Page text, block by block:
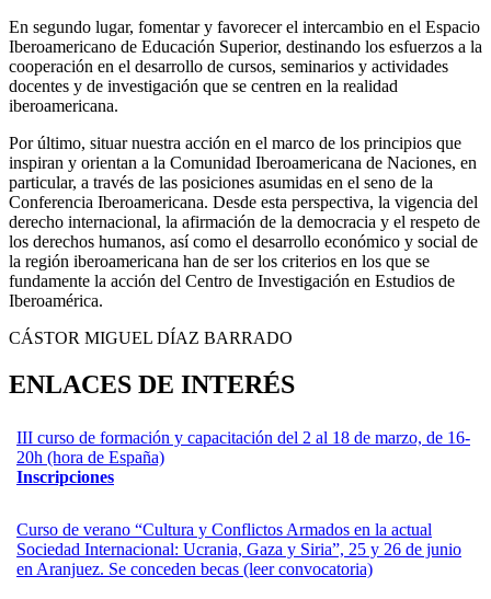
En segundo lugar, fomentar y favorecer el intercambio en el Espacio
Iberoamericano de Educación Superior, destinando los esfuerzos a la
cooperación en el desarrollo de cursos, seminarios y actividades
docentes y de investigación que se centren en la realidad
iberoamericana.
Por último, situar nuestra acción en el marco de los principios que
inspiran y orientan a la Comunidad Iberoamericana de Naciones, en
particular, a través de las posiciones asumidas en el seno de la
Conferencia Iberoamericana. Desde esta perspectiva, la vigencia del
derecho internacional, la afirmación de la democracia y el respeto de
los derechos humanos, así como el desarrollo económico y social de
la región iberoamericana han de ser los criterios en los que se
fundamente la acción del Centro de Investigación en Estudios de
Iberoamérica.
CÁSTOR MIGUEL DÍAZ BARRADO
ENLACES DE INTERÉS
III curso de formación y capacitación del 2 al 18 de marzo, de 16-
20h (hora de España)
Inscripciones
Curso de verano “Cultura y Conflictos Armados en la actual
Sociedad Internacional: Ucrania, Gaza y Siria”, 25 y 26 de junio
en Aranjuez. Se conceden becas (leer convocatoria)